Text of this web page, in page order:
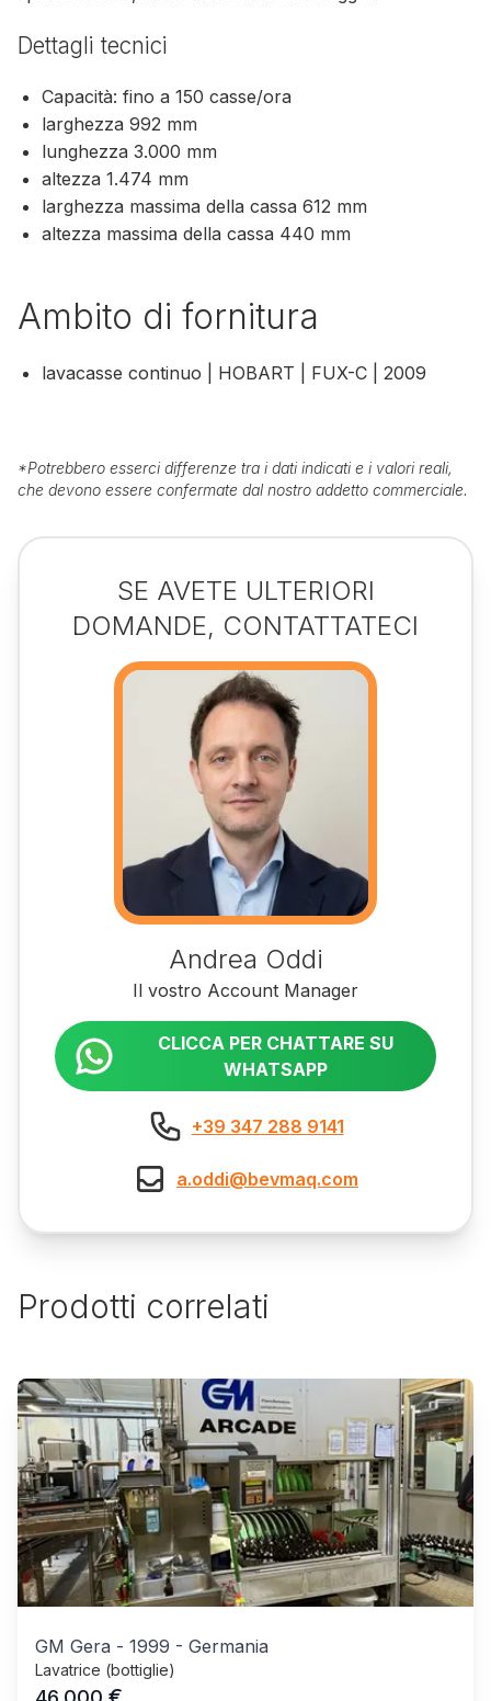
Dettagli tecnici
Capacità: fino a 150 casse/ora
larghezza 992 mm
lunghezza 3.000 mm
altezza 1.474 mm
larghezza massima della cassa 612 mm
altezza massima della cassa 440 mm
Ambito di fornitura
lavacasse continuo | HOBART | FUX-C | 2009
*Potrebbero esserci differenze tra i dati indicati e i valori reali,
che devono essere confermate dal nostro addetto commerciale.
SE AVETE ULTERIORI
DOMANDE, CONTATTATECI
Andrea Oddi
Il vostro Account Manager
CLICCA PER CHATTARE SU
WHATSAPP
+39 347 288 9141
a.oddi@bevmaq.com
Prodotti correlati
GM Gera - 1999 - Germania
Lavatrice (bottiglie)